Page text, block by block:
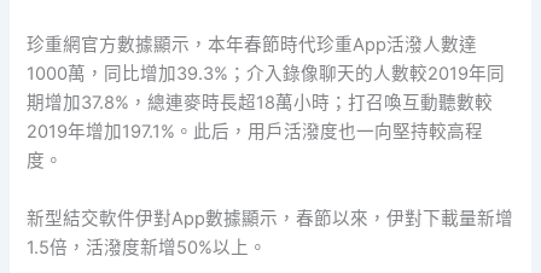
珍重網官方數據顯示，本年春節時代珍重App活潑人數達
1000萬，同比增加39.3%；介入錄像聊天的人數較2019年同
期增加37.8%，總連麥時長超18萬小時；打召喚互動聽數較
2019年增加197.1%。此后，用戶活潑度也一向堅持較高程
度。
新型結交軟件伊對App數據顯示，春節以來，伊對下載量新增
1.5倍，活潑度新增50%以上。